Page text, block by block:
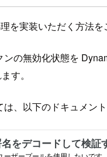
を実装いただく方法を
の無効化状態を
す。
、以下のドキュメント